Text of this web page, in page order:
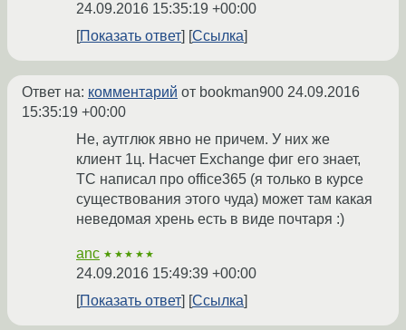
24.09.2016 15:35:19 +00:00
Показать ответ
Ссылка
Ответ на: комментарий от bookman900 24.09.2016
15:35:19 +00:00
Не, аутглюк явно не причем. У них же
клиент 1ц. Насчет Exchange фиг его знает,
ТС написал про office365 (я только в курсе
существования этого чуда) может там какая
неведомая хрень есть в виде почтаря :)
anc ★★★★★
24.09.2016 15:49:39 +00:00
Показать ответ
Ссылка